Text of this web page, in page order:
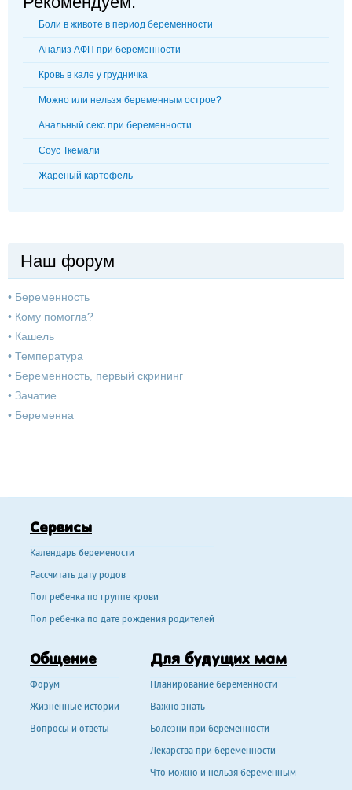
Боли в животе в период беременности
Анализ АФП при беременности
Кровь в кале у грудничка
Можно или нельзя беременным острое?
Анальный секс при беременности
Соус Ткемали
Жареный картофель
Наш форум
• Беременность
• Кому помогла?
• Кашель
• Температура
• Беременность, первый скрининг
• Зачатие
• Беременна
Сервисы
Календарь беремености
Рассчитать дату родов
Пол ребенка по группе крови
Пол ребенка по дате рождения родителей
Общение
Форум
Жизненные истории
Вопросы и ответы
Для будущих мам
Планирование беременности
Важно знать
Болезни при беременности
Лекарства при беременности
Что можно и нельзя беременным